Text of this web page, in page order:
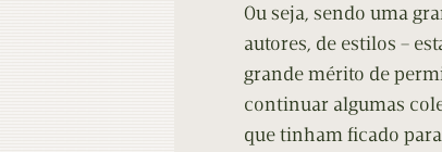
Ou seja, sendo uma
autores, de estilos –
grande mérito de
continuar algumas
que tinham ficado